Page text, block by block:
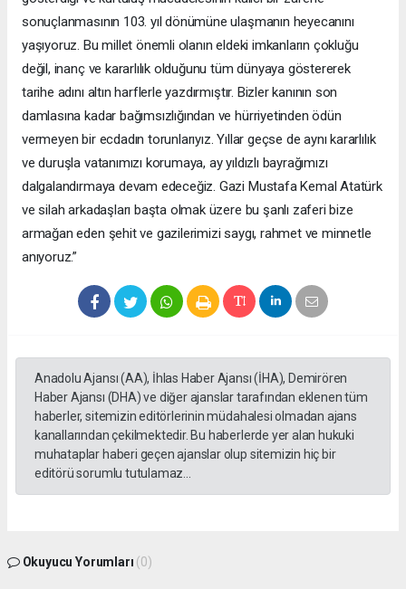
sonuçlanmasının 103. yıl dönümüne ulaşmanın heyecanını
yaşıyoruz. Bu millet önemli olanın eldeki imkanların çokluğu
değil, inanç ve kararlılık olduğunu tüm dünyaya göstererek
tarihe adını altın harflerle yazdırmıştır. Bizler kanının son
damlasına kadar bağımsızlığından ve hürriyetinden ödün
vermeyen bir ecdadın torunlarıyız. Yıllar geçse de aynı kararlılık
ve duruşla vatanımızı korumaya, ay yıldızlı bayrağımızı
dalgalandırmaya devam edeceğiz. Gazi Mustafa Kemal Atatürk
ve silah arkadaşları başta olmak üzere bu şanlı zaferi bize
armağan eden şehit ve gazilerimizi saygı, rahmet ve minnetle
anıyoruz.”
Anadolu Ajansı (AA), İhlas Haber Ajansı (İHA), Demirören
Haber Ajansı (DHA) ve diğer ajanslar tarafından eklenen tüm
haberler, sitemizin editörlerinin müdahalesi olmadan ajans
kanallarından çekilmektedir. Bu haberlerde yer alan hukuki
muhataplar haberi geçen ajanslar olup sitemizin hiç bir
editörü sorumlu tutulamaz...
Okuyucu Yorumları (0)